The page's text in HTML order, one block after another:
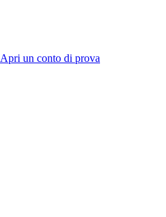
Apri un conto di prova